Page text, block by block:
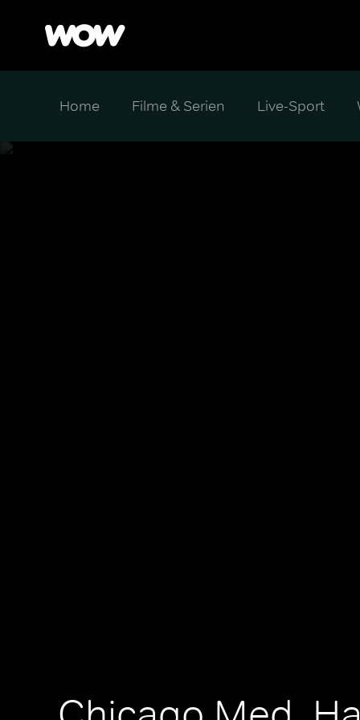
Home Filme & Serien Live-Sport